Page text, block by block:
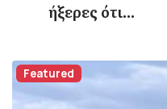
ήξερες ότι...
Featured